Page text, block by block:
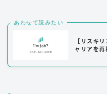
あわせて読みたい
【リスキ
ャリアを再